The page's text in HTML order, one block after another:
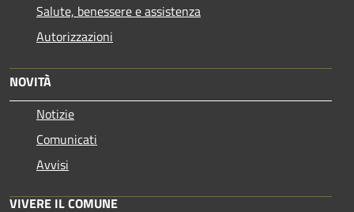
Salute, benessere e assistenza
Autorizzazioni
NOVITÀ
Notizie
Comunicati
Avvisi
VIVERE IL COMUNE